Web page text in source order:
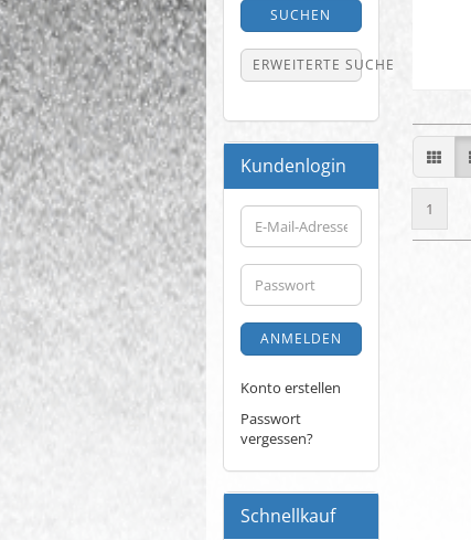
1
SUCHEN
ERWEITERTE SUCHE
Kundenlogin
E-
Mail-
Adresse
Passwort
ANMELDEN
Konto erstellen
Passwort
vergessen?
Schnellkauf